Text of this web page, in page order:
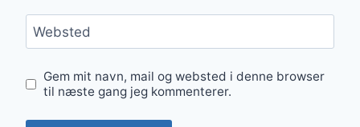
Websted
Gem mit navn, mail og websted i denne browser
til næste gang jeg kommenterer.